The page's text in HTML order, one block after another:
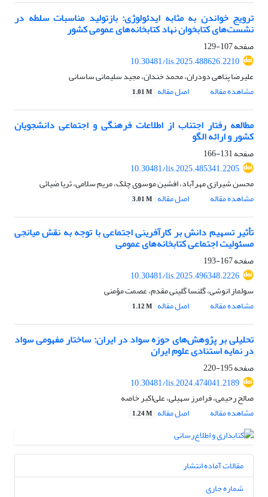
ترویج خواندن به‌ مثابه ایدئولوژی: بازتولید مناسبات سلطه در
نشست‌های کتابخوان نهاد کتابخانه‌های عمومی کشور
صفحه107-129
10.30481/lis.2025.488626.2210
علیرضا پناهی دودران، محمد خندان، مجید سلیمانی ساسانی
مشاهده مقاله
اصل مقاله 1.01 M
مطالعه رفتار اجتناب از اطلاعات فرهنگی و اجتماعی دانشجویان
کشور و ارائه الگو
صفحه131-166
10.30481/lis.2025.485341.2205
محسن شیرازی مهرآباد، افشین موسوی چلک، مریم سلامی، ثریا ضیائی
مشاهده مقاله
اصل مقاله 3.01 M
تأثیر تسهیم دانش بر کارآفرینی اجتماعی با توجه به نقش میانجی
مسئولیت اجتماعی کتابخانه‌های عمومی
صفحه167-193
10.30481/lis.2025.496348.2226
سولماز انوشی، گلنسا گلینی مقدم، عصمت مؤمنی
مشاهده مقاله
اصل مقاله 1.12 M
تحلیلی بر پژوهش‌های حوزه سواد در ایران: ساختار مفهومی سواد
در نمایه استنادی علوم ایران
صفحه195-220
10.30481/lis.2024.474041.2189
صالح رحیمی، فرامرز سهیلی، علی‌اکبر خاصه
مشاهده مقاله
اصل مقاله 1.24 M
مقالات آماده انتشار
شماره جاری